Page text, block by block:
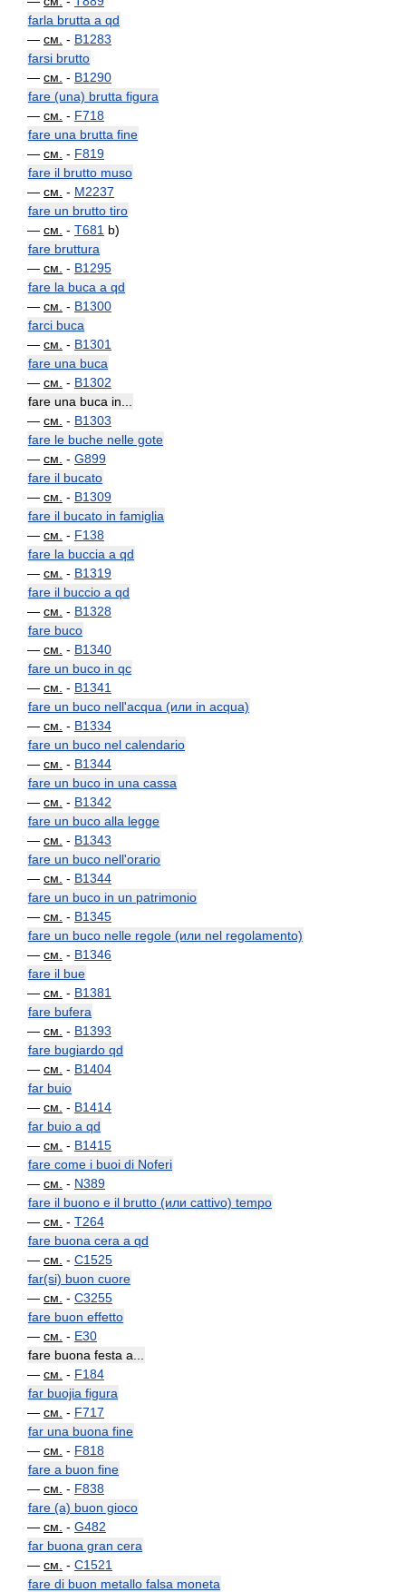
farla brutta a qd
— см. - B1283
farsi brutto
— см. - B1290
fare (una) brutta figura
— см. - F718
fare una brutta fine
— см. - F819
fare il brutto muso
— см. - M2237
fare un brutto tiro
— см. - T681 b)
fare bruttura
— см. - B1295
fare la buca a qd
— см. - B1300
farci buca
— см. - B1301
fare una buca
— см. - B1302
fare una buca in...
— см. - B1303
fare le buche nelle gote
— см. - G899
fare il bucato
— см. - B1309
fare il bucato in famiglia
— см. - F138
fare la buccia a qd
— см. - B1319
fare il buccio a qd
— см. - B1328
fare buco
— см. - B1340
fare un buco in qc
— см. - B1341
fare un buco nell'acqua (или in acqua)
— см. - B1334
fare un buco nel calendario
— см. - B1344
fare un buco in una cassa
— см. - B1342
fare un buco alla legge
— см. - B1343
fare un buco nell'orario
— см. - B1344
fare un buco in un patrimonio
— см. - B1345
fare un buco nelle regole (или nel regolamento)
— см. - B1346
fare il bue
— см. - B1381
fare bufera
— см. - B1393
fare bugiardo qd
— см. - B1404
far buio
— см. - B1414
far buio a qd
— см. - B1415
fare come i buoi di Noferi
— см. - N389
fare il buono e il brutto (или cattivo) tempo
— см. - T264
fare buona cera a qd
— см. - C1525
far(si) buon cuore
— см. - C3255
fare buon effetto
— см. - E30
fare buona festa a...
— см. - F184
far buojia figura
— см. - F717
far una buona fine
— см. - F818
fare a buon fine
— см. - F838
fare (a) buon gioco
— см. - G482
far buona gran cera
— см. - C1521
fare di buon metallo falsa moneta